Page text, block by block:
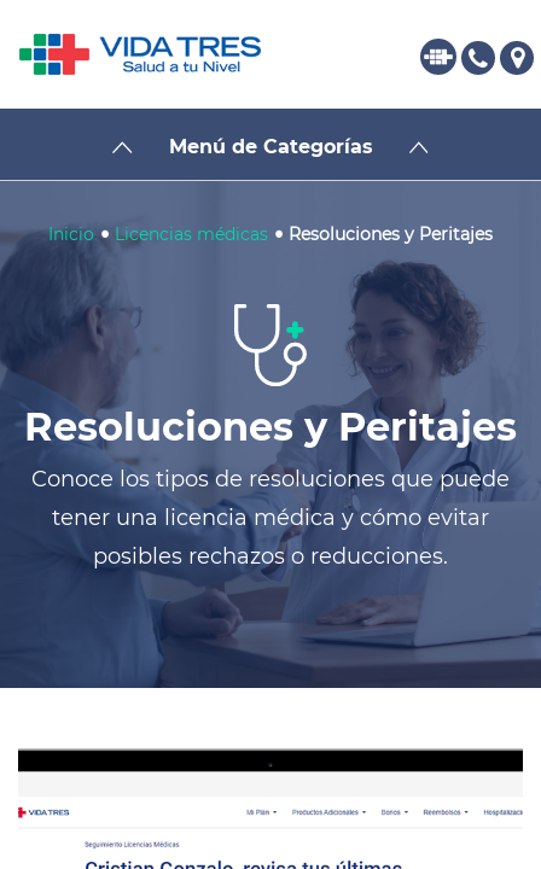
Menú de Categorías
Inicio • Licencias médicas • Resoluciones y Peritajes
Resoluciones y Peritajes
Conoce los tipos de resoluciones que puede
tener una licencia médica y cómo evitar
posibles rechazos o reducciones.